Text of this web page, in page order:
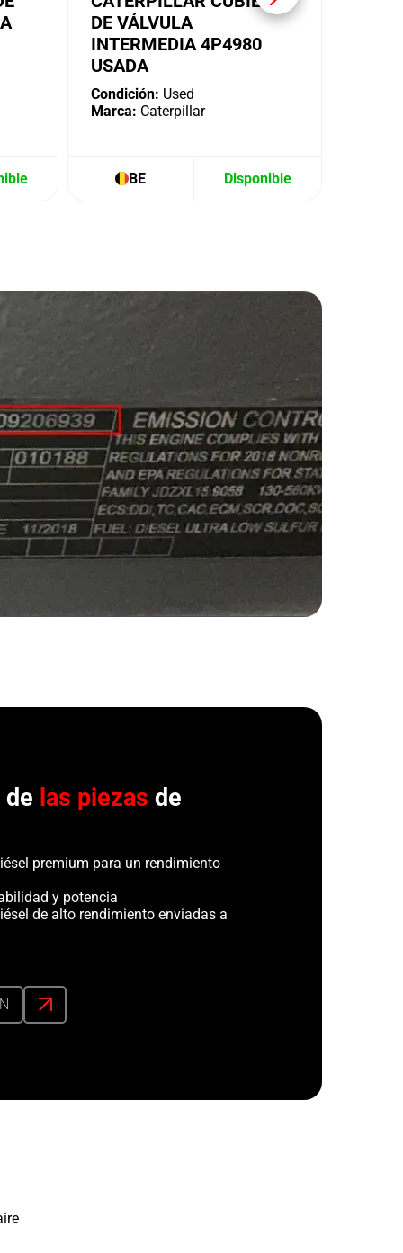
DE VÁLVULA
INTERMEDIA 4P4980
USADA
Condición: Used
Marca: Caterpillar
BE Disponible
de las piezas de
premium para un rendimiento
y potencia
de alto rendimiento enviadas a